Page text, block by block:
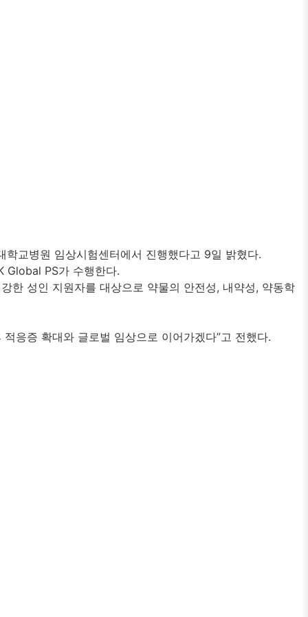
교병원 임상시험센터에서 진행했다고 9일 밝혔다.
Global PS가 수행한다.
한 성인 지원자를 대상으로 약물의 안전성, 내약성, 약동학
응증 확대와 글로벌 임상으로 이어가겠다”고 전했다.